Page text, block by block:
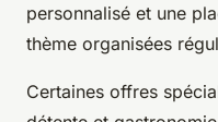
personnalisé et une
thème organisées
Certaines offres